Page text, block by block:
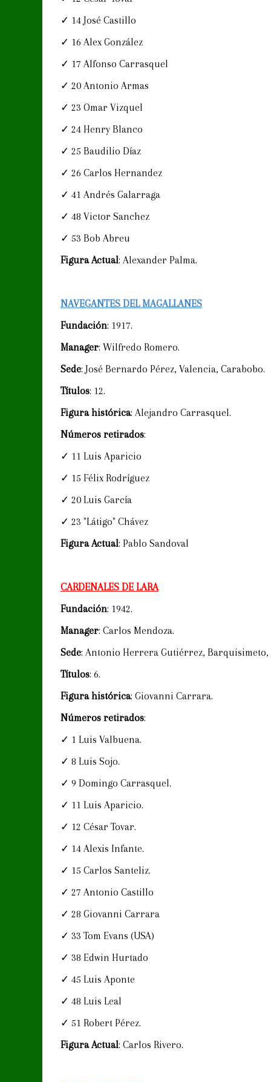
✓ 14 José Castillo
✓ 16 Alex González
✓ 17 Alfonso Carrasquel
✓ 20 Antonio Armas
✓ 23 Omar Vizquel
✓ 24 Henry Blanco
✓ 25 Baudilio Díaz
✓ 26 Carlos Hernandez
✓ 41 Andrés Galarraga
✓ 48 Victor Sanchez
✓ 53 Bob Abreu
Figura Actual: Alexander Palma.
NAVEGANTES DEL MAGALLANES
Fundación: 1917.
Manager: Wilfredo Romero.
Sede: José Bernardo Pérez, Valencia, Carabobo.
Títulos: 12.
Figura histórica: Alejandro Carrasquel.
Números retirados:
✓ 11 Luis Aparicio
✓ 15 Félix Rodríguez
✓ 20 Luis García
✓ 23 "Látigo" Chávez
Figura Actual: Pablo Sandoval
CARDENALES DE LARA
Fundación: 1942.
Manager: Carlos Mendoza.
Sede: Antonio Herrera Gutiérrez, Barquisimeto,
Títulos: 6.
Figura histórica: Giovanni Carrara.
Números retirados:
✓ 1 Luis Valbuena.
✓ 8 Luis Sojo.
✓ 9 Domingo Carrasquel.
✓ 11 Luis Aparicio.
✓ 12 César Tovar.
✓ 14 Alexis Infante.
✓ 15 Carlos Santeliz.
✓ 27 Antonio Castillo
✓ 28 Giovanni Carrara
✓ 33 Tom Evans (USA)
✓ 38 Edwin Hurtado
✓ 45 Luis Aponte
✓ 48 Luis Leal
✓ 51 Robert Pérez.
Figura Actual: Carlos Rivero.